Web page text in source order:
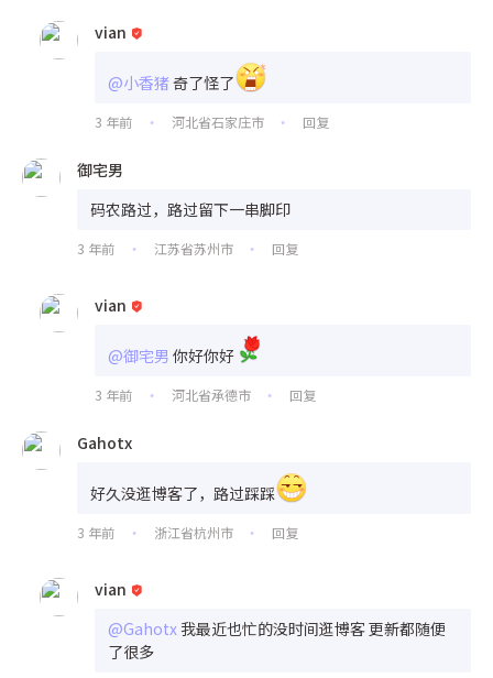
vian
@小香猪奇了怪了
3 年前 • 河北省石家庄市 • 回复
御宅男
码农路过，路过留下一串脚印
3 年前 • 江苏省苏州市 • 回复
vian
@御宅男 你好你好
3 年前 • 河北省承德市 • 回复
Gahotx
好久没逛博客了，路过踩踩
3 年前 • 浙江省杭州市 • 回复
vian
@Gahotx我最近也忙的没时间逛博客 更新都随便
了很多